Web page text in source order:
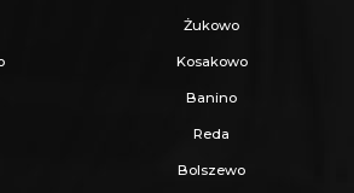
Żukowo
Kosakowo
Banino
Reda
Bolszewo